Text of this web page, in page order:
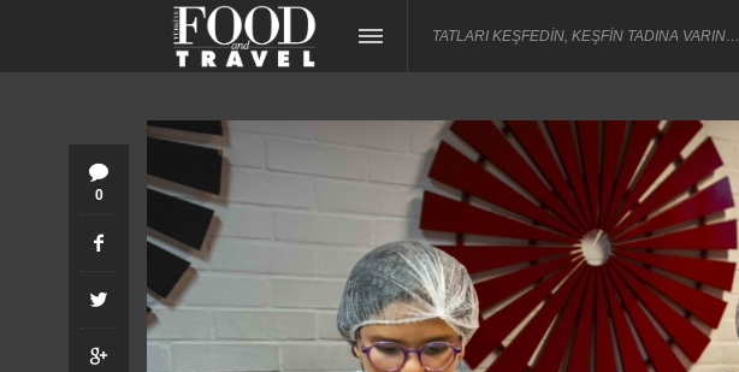
TATLARI KEŞFEDİN, KEŞFİN TADINA VARIN…
0